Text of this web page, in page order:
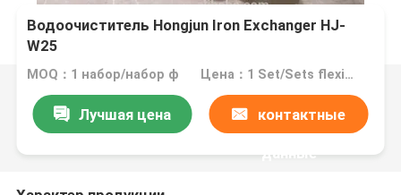
Водоочиститель Hongjun Iron Exchanger HJ-
W25
MOQ：1 набор/набор ф Цена：1 Set/Sets flexible (Min. Order)
Лучшая цена контактные
данные